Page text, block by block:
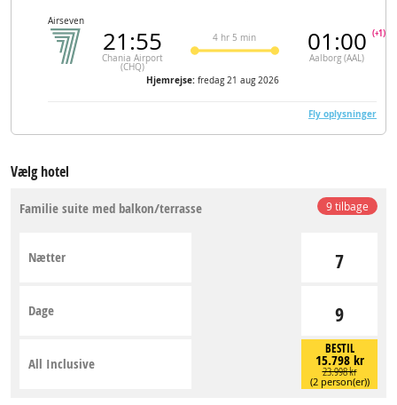
Airseven
21:55
Chania Airport
(CHQ)
4 hr 5 min 01:00
Aalborg (AAL)
(+1)
Hjemrejse: fredag 21 aug 2026
Fly oplysninger
Vælg hotel
9 tilbage
Familie suite med balkon/terrasse
7
Nætter
9
Dage
BESTIL
15.798 kr
23.998 kr
(2 person(er))
All Inclusive